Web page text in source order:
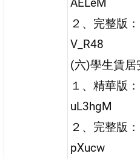
２、完整版
V_R48
(六)學生賃居
１、精華版
uL3hgM
２、完整版
pXucw